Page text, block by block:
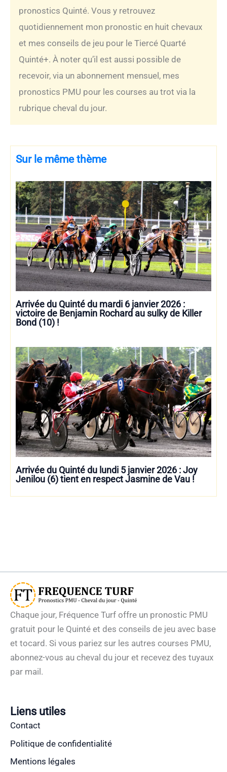
pronostics Quinté. Vous y retrouvez
quotidiennement mon pronostic en huit chevaux
et mes conseils de jeu pour le Tiercé Quarté
Quinté+. À noter qu’il est aussi possible de
recevoir, via un abonnement mensuel, mes
pronostics PMU pour les courses au trot via la
rubrique cheval du jour.
Sur le même thème
Arrivée du Quinté du mardi 6 janvier 2026 :
victoire de Benjamin Rochard au sulky de Killer
Bond (10) !
Arrivée du Quinté du lundi 5 janvier 2026 : Joy
Jenilou (6) tient en respect Jasmine de Vau !
Chaque jour, Fréquence Turf offre un pronostic PMU
gratuit pour le Quinté et des conseils de jeu avec base
et tocard. Si vous pariez sur les autres courses PMU,
abonnez-vous au cheval du jour et recevez des tuyaux
par mail.
Liens utiles
Contact
Politique de confidentialité
Mentions légales